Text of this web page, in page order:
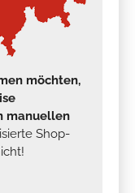
möchten,
manuellen
Shop-